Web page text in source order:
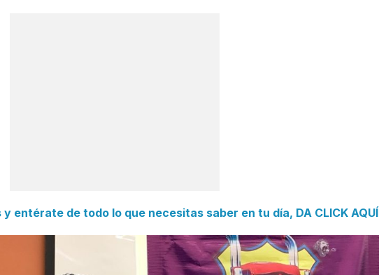
entérate de todo lo que necesitas saber en tu día, DA CLICK AQUÍ